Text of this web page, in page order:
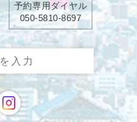
予約専用ダイヤル
050-5810-8697